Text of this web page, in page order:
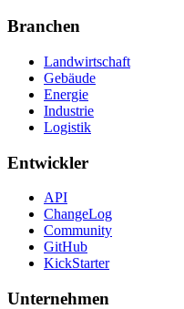
Branchen
Landwirtschaft
Gebäude
Energie
Industrie
Logistik
Entwickler
API
ChangeLog
Community
GitHub
KickStarter
Unternehmen